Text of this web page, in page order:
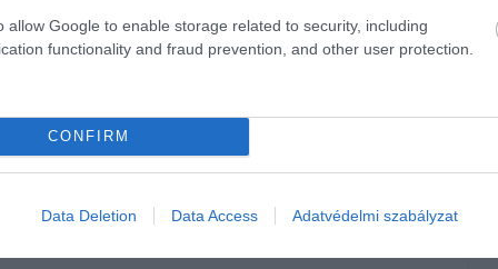
allow Google to enable storage related to security, including
functionality and fraud prevention, and other user protection.
CONFIRM
Data Deletion Data Access Adatvédelmi szabályzat
ritka videó